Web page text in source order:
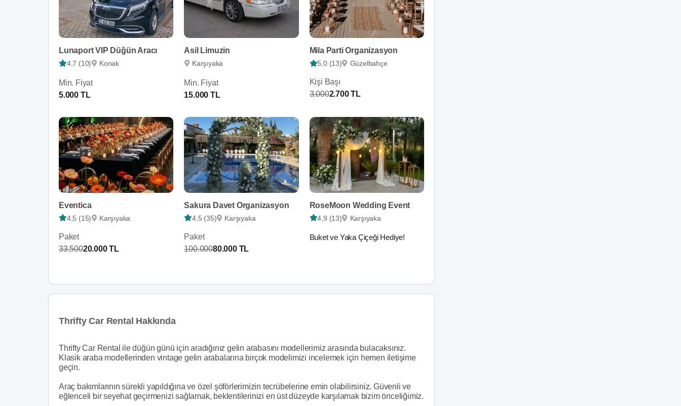
Lunaport VIP Düğün Aracı
4,7 (10) Konak
Min. Fiyat
5.000 TL
Asil Limuzin
Karşıyaka
Min. Fiyat
15.000 TL
Mila Parti Organizasyon
5,0 (13) Güzelbahçe
Kişi Başı
3.0002.700 TL
Eventica
4,5 (15) Karşıyaka
Paket
33.50020.000 TL
Sakura Davet Organizasyon
4,5 (35) Karşıyaka
Paket
100.00080.000 TL
RoseMoon Wedding Event
4,9 (13) Karşıyaka
Buket ve Yaka Çiçeği Hediye!
Thrifty Car Rental Hakkında
Thrifty Car Rental ile düğün günü için aradığınız gelin arabasını modellerimiz arasında bulacaksınız.
Klasik araba modellerinden vintage gelin arabalarına birçok modelimizi incelemek için hemen iletişime
geçin.
Araç bakımlarının sürekli yapıldığına ve özel şöförlerimizin tecrübelerine emin olabilirsiniz. Güvenli ve
eğlenceli bir seyehat geçirmenizi sağlamak, beklentilerinizi en üst düzeyde karşılamak bizim önceliğimiz.